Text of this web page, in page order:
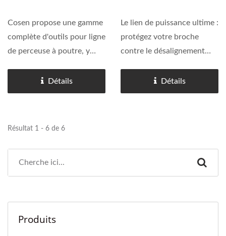
Cosen propose une gamme
complète d'outils pour ligne
de perceuse à poutre, y
fraisage, le taraudage, le
traçage et le chanfreinage.
Détails
Le lien de puissance ultime :
protégez votre broche
contre le désalignement
glissement Dans la
fabrication de structures
Détails
Résultat 1 - 6 de 6
Produits